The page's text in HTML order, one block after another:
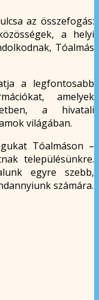
az összefogás:
a helyi
Tóalmás
a legfontosabb
amelyek
a hivatali
világában.
Tóalmáson –
településünkre.
egyre szebb,
számára.